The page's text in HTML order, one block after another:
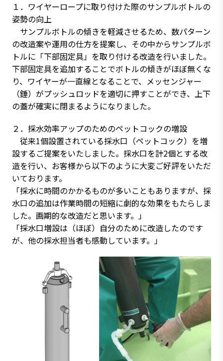
１．ワイヤーロープに取り付けた際のサンプルボトルの
姿勢の向上
サンプルボトルの傾きを軽減させるため、数パターン
の改造案や運用の仕方を提案し、その中からサンプルボ
トルに「下部固定具」を取り付ける改造を行いました。
下部固定具を追加することでボトルの傾きがほぼ無くな
り、ワイヤーが一直線となることで、メッセンジャー
（錘）がプッシュロッドを適切に押すことができ、上下
の蓋が確実に閉まるようになりました。
２．採水効率アップのためのペットコックの増設
従来1個設置されている採水口（ペットコック）を増
設するご提案をいたしました。採水口を計2個とする改
造を行い、お客様から以下のように大変ご好評をいただ
いております。
「採水に時間のかかるものが多いこともありますが、採
水口の追加は作業時間の短縮に劇的な効果をもたらしま
した。画期的な改造だと思います。」
「採水口増設は（ほぼ）自分のために改造したのです
が、他の採水担当者も感動しています。」